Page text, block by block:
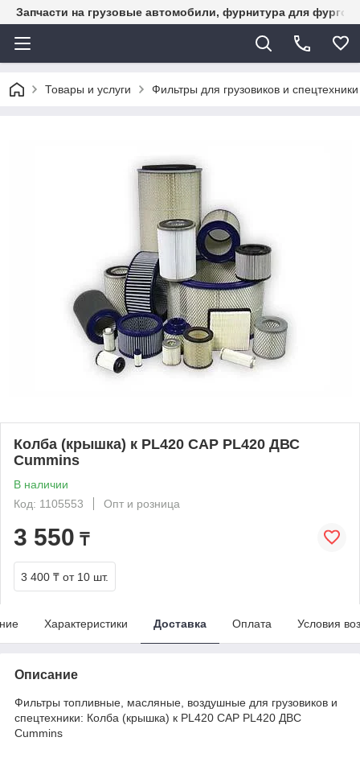
Запчасти на грузовые автомобили, фурнитура для
Товары и услуги Фильтры для грузовиков и спецтехники
Колба (крышка) к PL420 CAP PL420 ДВС
Cummins
В наличии
Код: 1105553
Опт и розница
3 550 ₸
3 400 ₸ от 10 шт.
Характеристики Доставка Оплата Условия
Описание
Фильтры топливные, масляные, воздушные для грузовиков и
спецтехники: Колба (крышка) к PL420 CAP PL420 ДВС
Cummins